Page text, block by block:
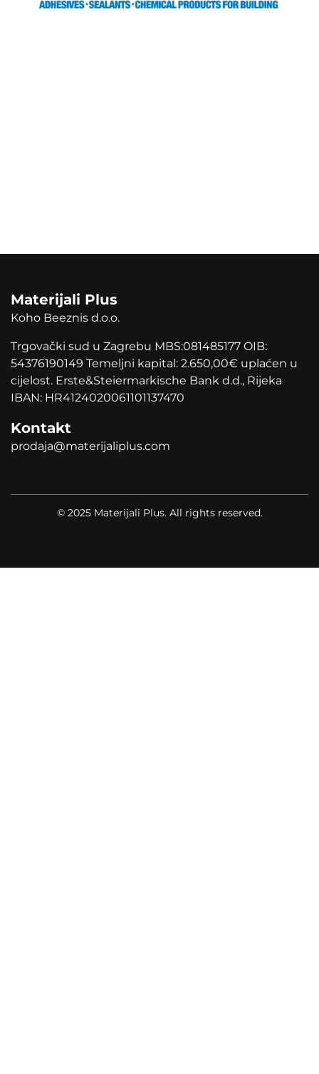
Materijali Plus
Koho Beeznis d.o.o.
Trgovački sud u Zagrebu MBS:081485177 OIB:
54376190149 Temeljni kapital: 2.650,00€ uplaćen u
cijelost. Erste&Steiermarkische Bank d.d., Rijeka
IBAN: HR4124020061101137470
Kontakt
prodaja@materijaliplus.com
© 2025 Materijali Plus. All rights reserved.